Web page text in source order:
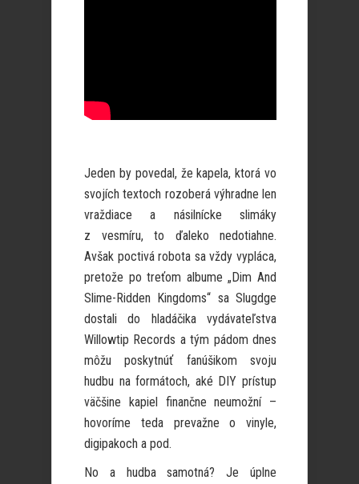
Jeden by povedal, že kapela, ktorá vo
svojích textoch rozoberá výhradne len
vraždiace a násilnícke slimáky
z vesmíru, to ďaleko nedotiahne.
Avšak poctivá robota sa vždy vypláca,
pretože po treťom albume „Dim And
Slime-Ridden Kingdoms“ sa Slugdge
dostali do hladáčika vydávateľstva
Willowtip Records a tým pádom dnes
môžu poskytnúť fanúšikom svoju
hudbu na formátoch, aké DIY prístup
väčšine kapiel finančne neumožní –
hovoríme teda prevažne o vinyle,
digipakoch a pod.
No a hudba samotná? Je úplne